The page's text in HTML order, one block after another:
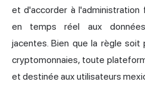
et d'accorder à l'administration
en temps réel aux
jacentes. Bien que la règle soit
cryptomonnaies, toute
et destinée aux utilisateurs